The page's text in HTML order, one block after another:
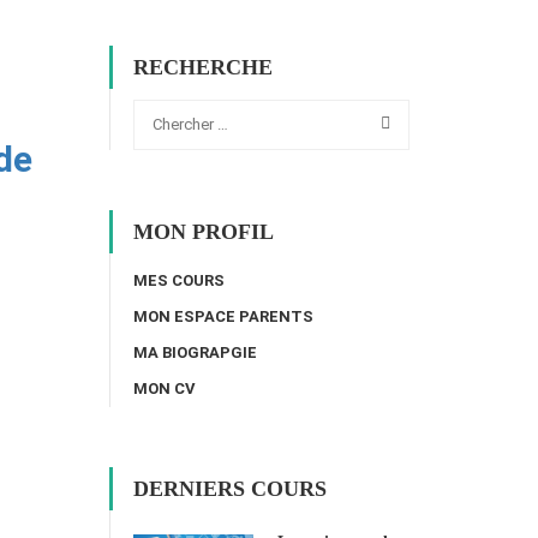
RECHERCHE
MON PROFIL
MES COURS
MON ESPACE PARENTS
MA BIOGRAPGIE
MON CV
DERNIERS COURS